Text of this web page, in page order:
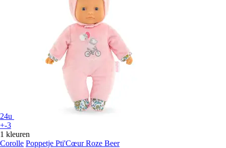
24u
+-3
1 kleuren
Corolle Poppetje Pti'Cœur Roze Beer